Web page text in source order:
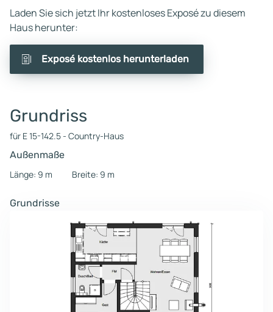
Laden Sie sich jetzt Ihr kostenloses Exposé zu diesem
Haus herunter:
Exposé kostenlos herunterladen
Grundriss
für E 15-142.5 - Country-Haus
Außenmaße
Länge: 9 m
Breite: 9 m
Grundrisse